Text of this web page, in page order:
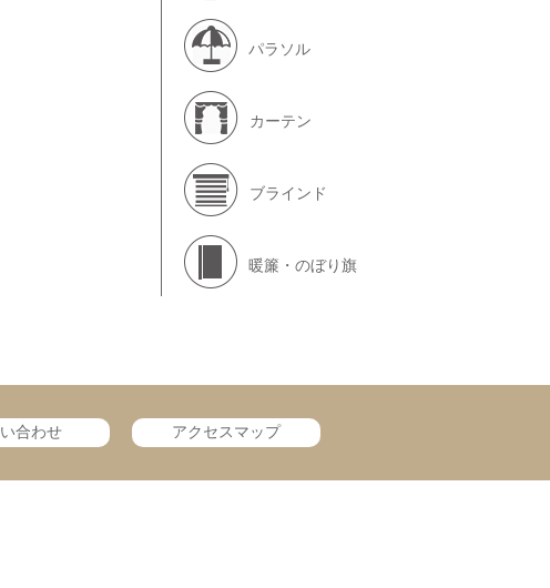
パラソル
カーテン
ブラインド
暖簾・のぼり旗
合わせ アクセスマップ